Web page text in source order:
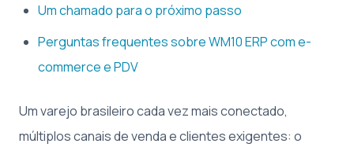
Um chamado para o próximo passo
Perguntas frequentes sobre WM10 ERP com e-
commerce e PDV
Um varejo brasileiro cada vez mais conectado,
múltiplos canais de venda e clientes exigentes: o